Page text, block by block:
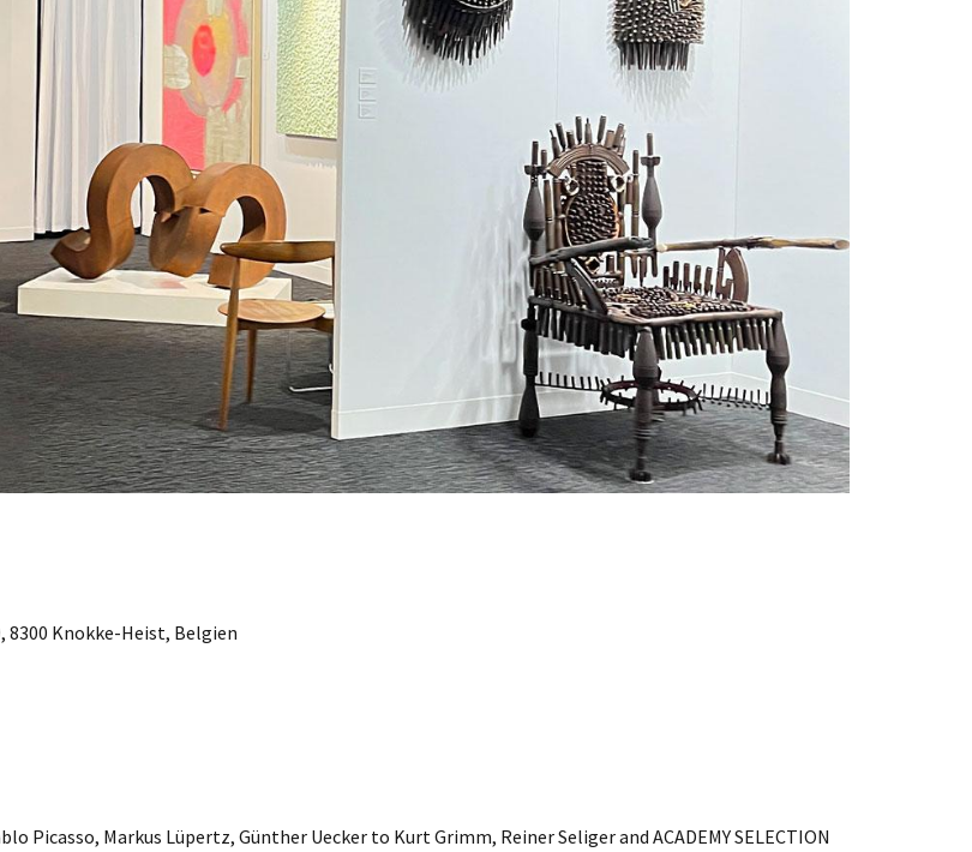
8300 Knokke-Heist, Belgien
Picasso, Markus Lüpertz, Günther Uecker to Kurt Grimm, Reiner Seliger and ACADEMY SELECTION